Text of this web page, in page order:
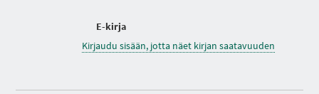
E-kirja
Kirjaudu sisään, jotta näet kirjan saatavuuden